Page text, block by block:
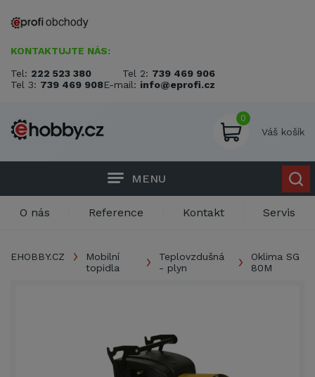
KONTAKTUJTE NÁS:
Tel: 222 523 380 Tel 2: 739 469 906
Tel 3: 739 469 908E-mail: info@eprofi.cz
0
Váš košík
MENU
O nás Reference Kontakt Servis
EHOBBY.CZ
Mobilní
topidla
Teplovzdušná
- plyn
Oklima SG
80M